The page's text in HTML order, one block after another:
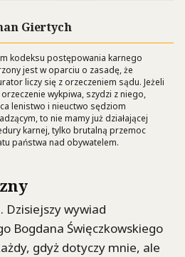
Giertych
kodeksu postępowania karnego
jest w oparciu o zasadę, że
liczy się z orzeczeniem sądu. Jeżeli
wykpiwa, szydzi z niego,
lenistwo i nieuctwo sędziom
to nie mamy już działającej
karnej, tylko brutalną przemoc
państwa nad obywatelem.
Dzisiejszy wywiad
Bogdana Święczkowskiego
gdyż dotyczy mnie, ale